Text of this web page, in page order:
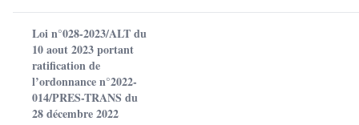
Loi n°028-2023/ALT du
10 aout 2023 portant
ratification de
l’ordonnance n°2022-
014/PRES-TRANS du
28 décembre 2022